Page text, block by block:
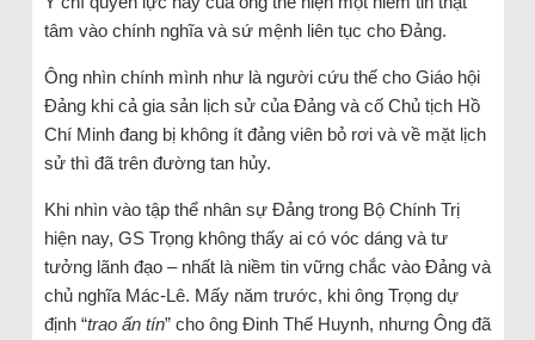
tâm vào chính nghĩa và sứ mệnh liên tục cho Đảng.
Ông nhìn chính mình như là người cứu thế cho Giáo hội
Đảng khi cả gia sản lịch sử của Đảng và cố Chủ tịch Hồ
Chí Minh đang bị không ít đảng viên bỏ rơi và về mặt lịch
sử thì đã trên đường tan hủy.
Khi nhìn vào tập thể nhân sự Đảng trong Bộ Chính Trị
hiện nay, GS Trọng không thấy ai có vóc dáng và tư
tưởng lãnh đạo – nhất là niềm tin vững chắc vào Đảng và
chủ nghĩa Mác-Lê. Mấy năm trước, khi ông Trọng dự
định “trao ấn tín” cho ông Đinh Thế Huynh, nhưng Ông đã